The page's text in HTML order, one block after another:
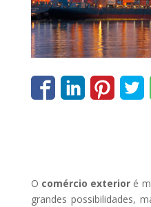
O comércio exterior é
grandes possibilidades,